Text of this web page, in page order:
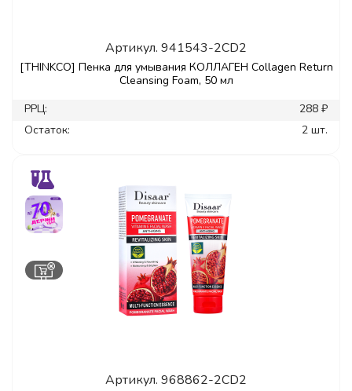
Артикул. 941543-2CD2
[THINKCO] Пенка для умывания КОЛЛАГЕН Collagen Return
Cleansing Foam, 50 мл
РРЦ:
288 ₽
Остаток:
2 шт.
Артикул. 968862-2CD2